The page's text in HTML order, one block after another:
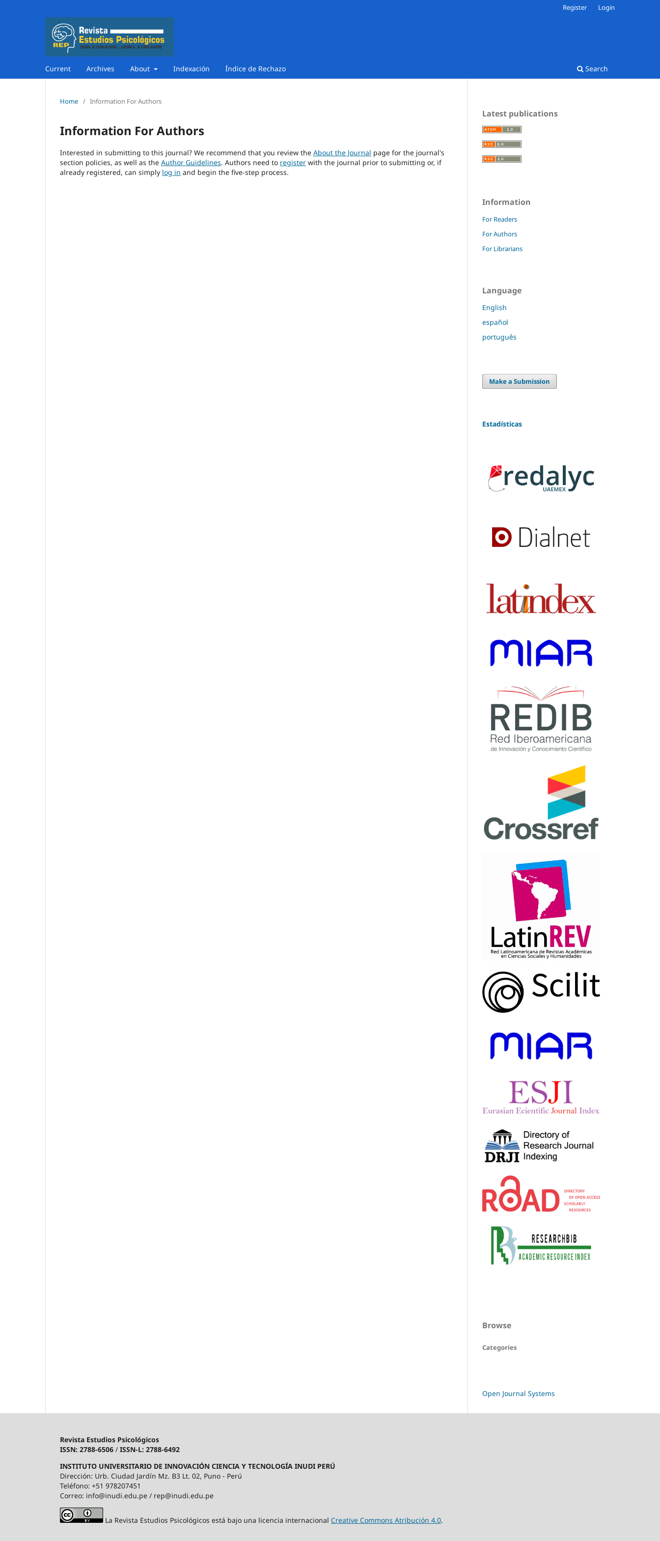
Current Archives About Indexación Índice de Rechazo Search
Register Login
Home / Information For Authors
Information For Authors
Interested in submitting to this journal? We recommend that you review the About the Journal page for the journal's
section policies, as well as the Author Guidelines. Authors need to register with the journal prior to submitting or, if
already registered, can simply log in and begin the five-step process.
Latest publications
Information
For Readers
For Authors
For Librarians
Language
English
español
português
Make a Submission
Estadísticas
Browse
Categories
Open Journal Systems
Revista Estudios Psicológicos
ISSN: 2788-6506 / ISSN-L: 2788-6492
INSTITUTO UNIVERSITARIO DE INNOVACIÓN CIENCIA Y TECNOLOGÍA INUDI PERÚ
Dirección: Urb. Ciudad Jardín Mz. B3 Lt. 02, Puno - Perú
Teléfono: +51 978207451
Correo: info@inudi.edu.pe / rep@inudi.edu.pe
La Revista Estudios Psicológicos está bajo una licencia internacional Creative Commons Atribución 4.0.